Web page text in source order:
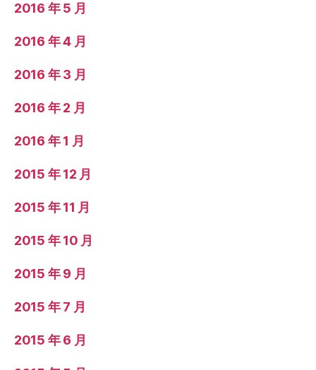
2016 年 5 月
2016 年 4 月
2016 年 3 月
2016 年 2 月
2016 年 1 月
2015 年 12 月
2015 年 11 月
2015 年 10 月
2015 年 9 月
2015 年 7 月
2015 年 6 月